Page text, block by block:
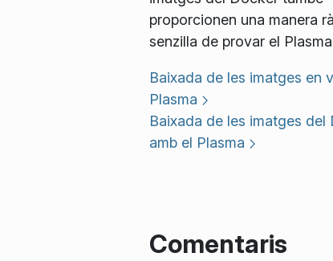
proporcionen una manera
senzilla de provar el
Baixada de les imatges en
Plasma
Baixada de les imatges del
amb el Plasma
Comentaris